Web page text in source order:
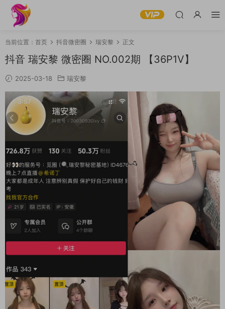
当前位置： 首页 抖音微密圈 瑞安黎 正文
抖音 瑞安黎 微密圈 NO.002期 【36P1V】
2025-03-18 瑞安黎